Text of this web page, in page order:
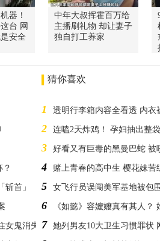
器！
台 网
安全
中年大叔挥霍百万给
主播刷礼物 却让妻子
独自打工养家
首」
女鬼消失
猜你喜欢
1 透明行李箱内容全看透 内衣
2 连嗑2天炸鸡！ 孕妇抽出整
3 好看又有巨毒的黑曼巴蛇 被
4 赌上青春的高中生 樱花妹苦
5 女飞行员误闯美军基地被包
6 《如懿》容嬤嬤真有其人？
7 她列男友10大卫生习惯罪状